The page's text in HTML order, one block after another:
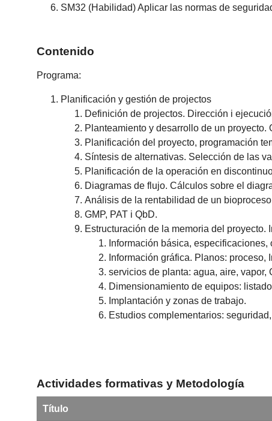
SM32 (Habilidad) Aplicar las normas de
Contenido
Programa:
Planificación y gestión de projectos
Definición de projectos. Dirección i
Planteamiento y desarrollo de un
Planificación del proyecto, programación
Síntesis de alternativas. Selección de las
Planificación de la operación en
Diagramas de flujo. Cálculos sobre el
Análisis de la rentabilidad de un
GMP, PAT i QbD.
Estructuración de la memoria del proyecto.
Información básica, especificaciones,
Información gráfica. Planos:
servicios de planta: agua, aire, vapor,
Dimensionamiento de equipos:
Implantación y zonas de trabajo.
Estudios complementarios:
Actividades formativas y Metodología
Título